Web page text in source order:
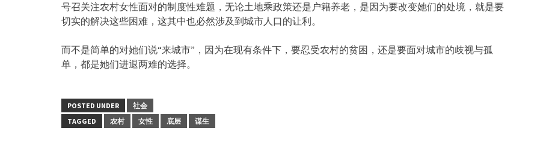
号召关注农村女性面对的制度性难题，无论土地乘政策还是户籍养老，是因为要改变她们的处境，就是要
切实的解决这些困难，这其中也必然涉及到城市人口的让利。
而不是简单的对她们说‌‌“来城市‌‌”，因为在现有条件下，要忍受农村的贫困，还是要面对城市的歧视与孤
单，都是她们进退两难的选择。
POSTED UNDER
社会
TAGGED
农村 女性 底层 谋生